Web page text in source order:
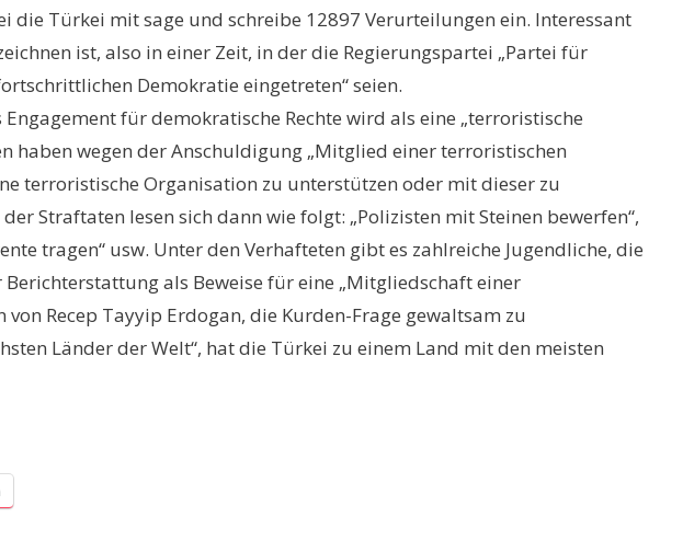
die Türkei mit sage und schreibe 12897 Verurteilungen ein. Interessant
ist, also in einer Zeit, in der die Regierungspartei „Partei für
Demokratie eingetreten“ seien.
für demokratische Rechte wird als eine „terroristische
haben wegen der Anschuldigung „Mitglied einer terroristischen
terroristische Organisation zu unterstützen oder mit dieser zu
Straftaten lesen sich dann wie folgt: „Polizisten mit Steinen bewerfen“,
tragen“ usw. Unter den Verhafteten gibt es zahlreiche Jugendliche, die
als Beweise für eine „Mitgliedschaft einer
Recep Tayyip Erdogan, die Kurden-Frage gewaltsam zu
Länder der Welt“, hat die Türkei zu einem Land mit den meisten